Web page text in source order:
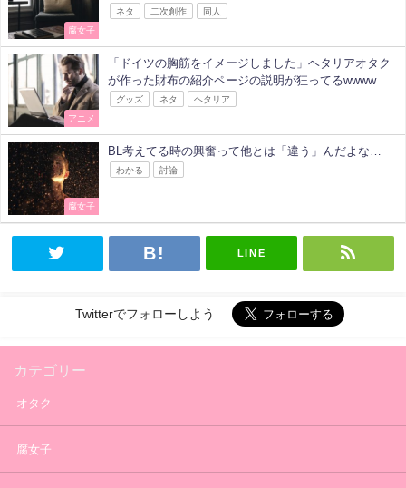
腐女子
ネタ 二次創作 同人
アニメ
「ドイツの胸筋をイメージしました」ヘタリアオタク
が作った財布の紹介ページの説明が狂ってるwwww
グッズ ネタ ヘタリア
腐女子
BL考えてる時の興奮って他とは「違う」んだよな…
わかる 討論
LINE
Twitterでフォローしよう
カテゴリー
オタク
腐女子